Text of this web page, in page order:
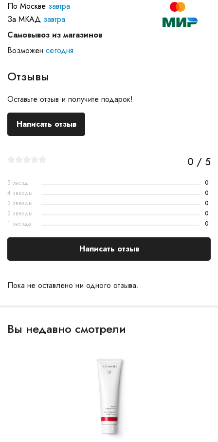
По Москве завтра
За МКАД завтра
Самовывоз из магазинов
Возможен сегодня
Отзывы
Оставьте отзыв и получите подарок!
Написать отзыв
Пока не оставлено ни одного отзыва.
0 / 5
5 звезд
0
4 звезды
0
3 звезды
0
2 звезды
0
1 звезда
0
Написать отзыв
Вы недавно смотрели